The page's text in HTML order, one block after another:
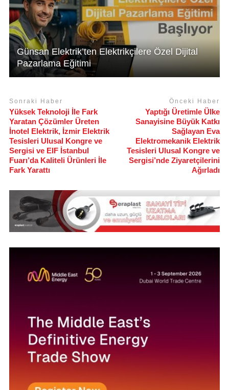
Günsan Elektrik’ten Elektrikçilere Özel Dijital
Pazarlama Eğitimi
Sonraki Haber
Yüksek Teknoloji İle Fark
Yaratan Çözümler Üreten
İnotel Elektrik, İzmir Elektrik
Tesisleri Ulusal Kongre ve
Sergisi ve EIF İstanbul
Fuarı’da Kaliteli Ürünleri İle
Fark Yarattı
Önceki Haber
Yaptığı Üretimle Ülke
Sanayisine Büyük Katkı
Sağlayan Eva
Elektromekanik Elektrik
Tesisleri Ulusal Kongre ve
Sergisi’nde Ziyaretçilerini
Ağırladı